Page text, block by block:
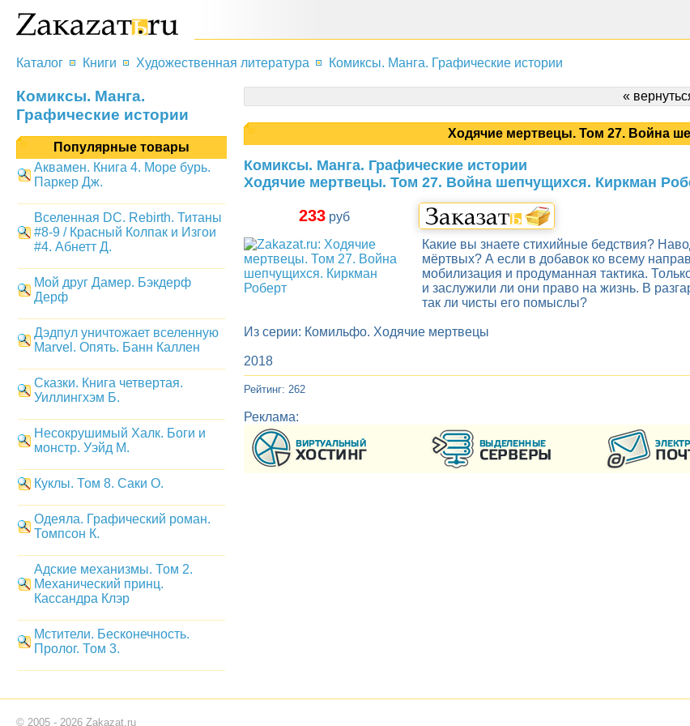
Каталог Книги Художественная литература Комиксы. Манга. Графические истории
«
Ходячие мертвецы. Том 27. Война
Комиксы. Манга. Графические истории
Ходячие мертвецы. Том 27. Война шепчущихся. Киркман
233 руб
Какие вы знаете стихийные бедствия?
мёртвых? А если в добавок ко всему
мобилизация и продуманная тактика.
и заслужили ли они право на жизнь. В
так ли чисты его помыслы?
Из серии: Комильфо. Ходячие мертвецы
2018
Рейтинг: 262
Реклама:
Комиксы. Манга.
Графические истории
Популярные товары
Аквамен. Книга 4. Море бурь.
Паркер Дж.
Вселенная DC. Rebirth. Титаны
#8-9 / Красный Колпак и Изгои
#4. Абнетт Д.
Мой друг Дамер. Бэкдерф
Дерф
Дэдпул уничтожает вселенную
Marvel. Опять. Банн Каллен
Сказки. Книга четвертая.
Уиллингхэм Б.
Несокрушимый Халк. Боги и
монстр. Уэйд М.
Куклы. Том 8. Саки О.
Одеяла. Графический роман.
Томпсон К.
Адские механизмы. Том 2.
Механический принц.
Кассандра Клэр
Мстители. Бесконечность.
Пролог. Том 3.
© 2005 - 2026 Zakazat.ru